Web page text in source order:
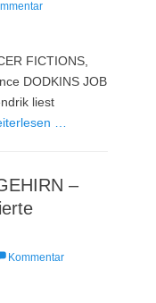
FICTIONS,
DODKINS JOB
liest
…
–
Kommentar